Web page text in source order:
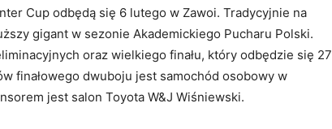
Cup odbędą się 6 lutego w Zawoi. Tradycyjnie na
gigant w sezonie Akademickiego Pucharu Polski.
oraz wielkiego finału, który odbędzie się 27
finałowego dwuboju jest samochód osobowy w
jest salon Toyota W&J Wiśniewski.